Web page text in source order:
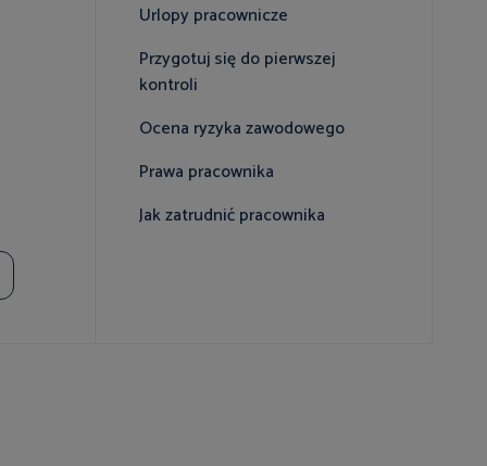
Urlopy pracownicze
Przygotuj się do pierwszej
kontroli
Ocena ryzyka zawodowego
Prawa pracownika
Jak zatrudnić pracownika